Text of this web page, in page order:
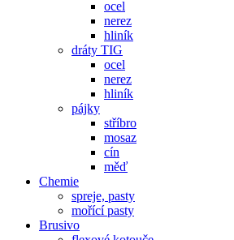
ocel
nerez
hliník
dráty TIG
ocel
nerez
hliník
pájky
stříbro
mosaz
cín
měď
Chemie
spreje, pasty
mořící pasty
Brusivo